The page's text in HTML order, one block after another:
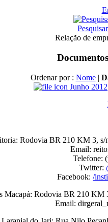
Relação de
Documentos
Ordenar por : Nome|
Junho 2012
Rodovia BR 210 KM 3,
Email:
Telefone:
Twitter:
Facebook: /
Macapá: Rodovia BR 210
Email: